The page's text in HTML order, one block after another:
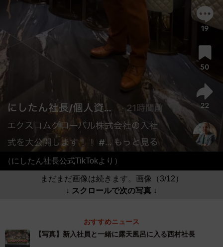
（にしたん社長公式TikTokより）
まだまだ画像は続きます。画像（3/12）
↓ スクロールで次の写真 ↓
おすすめニュース
【写真】新入社員と一緒に露天風呂に入る西村社長